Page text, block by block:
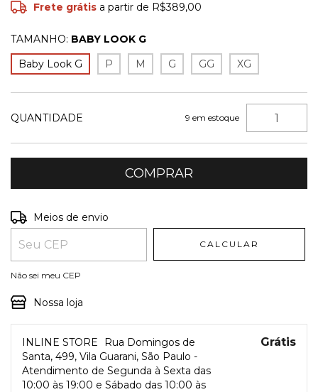
Frete grátis a partir de R$389,00
TAMANHO: BABY LOOK G
Baby Look G
P M G GG XG
QUANTIDADE 9 em estoque
Entregas para o CEP:
Meios de envio
CALCULAR
Não sei meu CEP
Nossa loja
INLINE STORE
Rua Domingos de
Santa, 499, Vila Guarani, São Paulo -
Atendimento de Segunda à Sexta das
10:00 às 19:00 e Sábado das 10:00 às
Grátis